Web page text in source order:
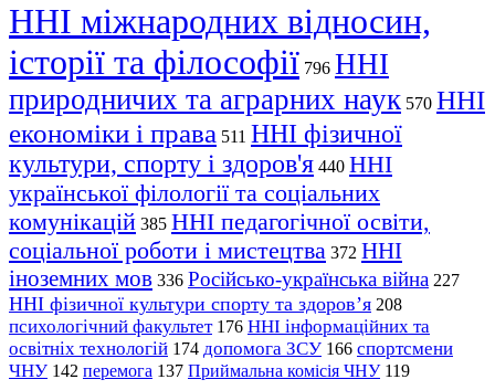
ННІ міжнародних відносин,
історії та філософії 796 ННІ
природничих та аграрних наук 570 ННІ
економіки і права 511 ННІ фізичної
культури, спорту і здоров'я 440 ННІ
української філології та соціальних
комунікацій 385 ННІ педагогічної освіти,
соціальної роботи і мистецтва 372 ННІ
іноземних мов 336 Російсько-українська війна 227
ННІ фізичної культури спорту та здоров’я 208
психологічний факультет 176 ННІ інформаційних та
освітніх технологій 174 допомога ЗСУ 166 спортсмени
ЧНУ 142 перемога 137 Приймальна комісія ЧНУ 119